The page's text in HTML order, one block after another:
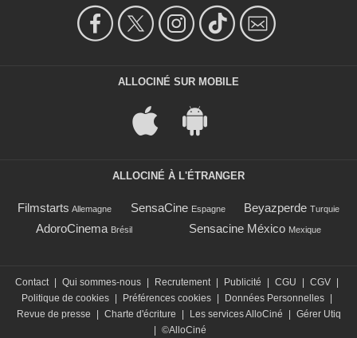
ALLOCINÉ SUR MOBILE
ALLOCINÉ À L'ÉTRANGER
Filmstarts Allemagne SensaCine Espagne Beyazperde Turquie
AdoroCinema Brésil Sensacine México Mexique
Contact Qui sommes-nous Recrutement Publicité CGU CGV
Politique de cookies
Préférences cookies Données Personnelles
Revue de presse
Charte d'écriture Les services AlloCiné
Gérer Utiq
©AlloCiné